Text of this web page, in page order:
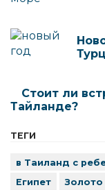
Стоит ли
Тайланде?
ТЕГИ
в Таиланд с
Египет
Золото